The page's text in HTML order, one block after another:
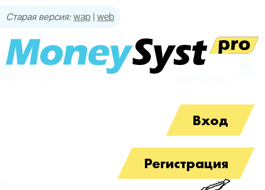
Cтарая версия:wap |web
Вход
Регистрация